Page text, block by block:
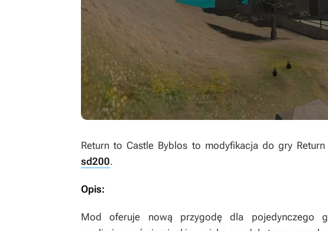
Return to Castle Byblos to modyfikacja do gry
sd200.
Opis:
Mod oferuje nową przygodę dla pojedynczego